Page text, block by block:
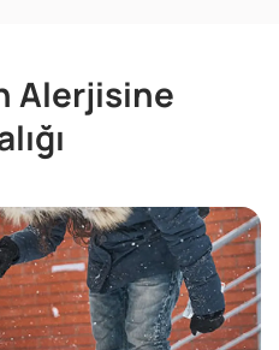
Alerjisine